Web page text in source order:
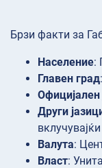
Брзи факти за
Население:
Главен град
Официјален
Други
Валута:
Власт: